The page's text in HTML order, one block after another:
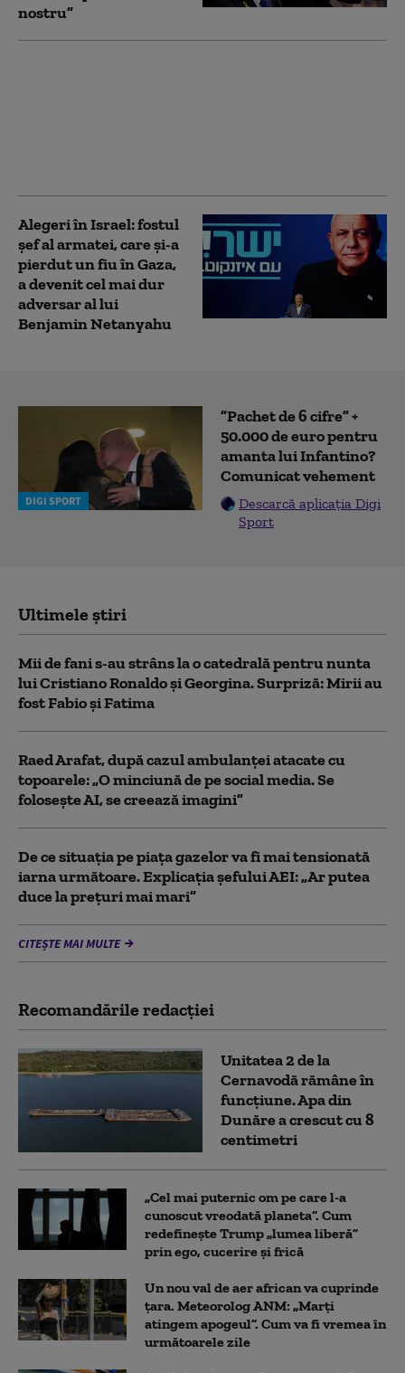
nostru”
Alegeri în Israel: fostul
șef al armatei, care și-a
pierdut un fiu în Gaza,
a devenit cel mai dur
adversar al lui
Benjamin Netanyahu
DIGI SPORT
”Pachet de 6 cifre” +
50.000 de euro pentru
amanta lui Infantino?
Comunicat vehement
Descarcă aplicația Digi
Sport
Ultimele știri
Mii de fani s-au strâns la o catedrală pentru nunta
lui Cristiano Ronaldo şi Georgina. Surpriză: Mirii au
fost Fabio şi Fatima
Raed Arafat, după cazul ambulanței atacate cu
topoarele: „O minciună de pe social media. Se
folosește AI, se creează imagini”
De ce situaţia pe piaţa gazelor va fi mai tensionată
iarna următoare. Explicația șefului AEI: „Ar putea
duce la preţuri mai mari”
CITEȘTE MAI MULTE
Recomandările redacţiei
Unitatea 2 de la
Cernavodă rămâne în
funcțiune. Apa din
Dunăre a crescut cu 8
centimetri
„Cel mai puternic om pe care l-a
cunoscut vreodată planeta”. Cum
redefinește Trump „lumea liberă”
prin ego, cucerire și frică
Un nou val de aer african va cuprinde
țara. Meteorolog ANM: „Marți
atingem apogeul”. Cum va fi vremea în
următoarele zile